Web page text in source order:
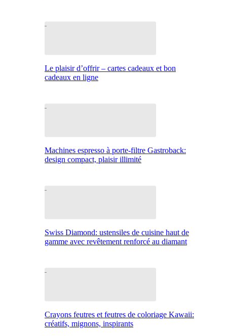
Le plaisir d’offrir – cartes cadeaux et bon
cadeaux en ligne
Machines espresso à porte-filtre Gastroback:
design compact, plaisir illimité
Swiss Diamond: ustensiles de cuisine haut de
gamme avec revêtement renforcé au diamant
Crayons feutres et feutres de coloriage Kawaii:
créatifs, mignons, inspirants